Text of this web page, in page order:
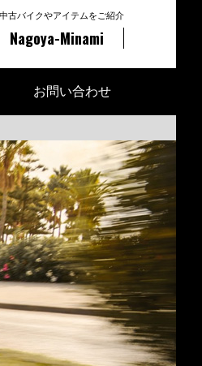
古バイクやアイテムをご紹介
Nagoya-Minami
お問い合わせ